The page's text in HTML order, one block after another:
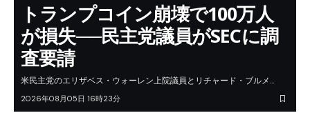
トランプコイン崩壊で100万人
が損失──民主党議員がSECに調
査要請
米民主党のエリザベス・ウォーレン上院議員とリチャード・ブルメ…
2026年08月05日 16時23分